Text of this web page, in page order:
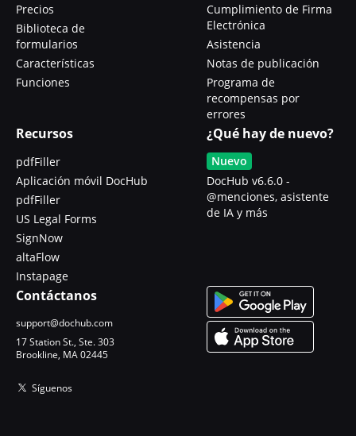
Precios
Biblioteca de
formularios
Características
Funciones
Cumplimiento de Firma
Electrónica
Asistencia
Notas de publicación
Programa de
recompensas por
errores
Recursos
pdfFiller
Aplicación móvil DocHub
pdfFiller
US Legal Forms
SignNow
altaFlow
Instapage
¿Qué hay de nuevo?
Nuevo
DocHub v6.6.0 -
@menciones, asistente
de IA y más
Contáctanos
support@dochub.com
17 Station St., Ste. 303
Brookline, MA 02445
Síguenos